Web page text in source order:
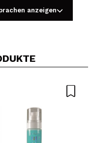
teilen
anzeigen